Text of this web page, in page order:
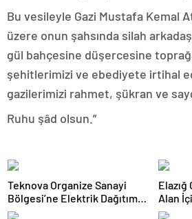
Bu vesileyle Gazi Mustafa Kemal
üzere onun şahsında silah
gül bahçesine düşercesine
şehitlerimizi ve ebediyete irtihal
gazilerimizi rahmet, şükran ve
Ruhu şâd olsun.”
Teknova Organize Sanayi
Bölgesi’ne Elektrik Dağıtım
Lisansı Verildi
Alan
Onay!